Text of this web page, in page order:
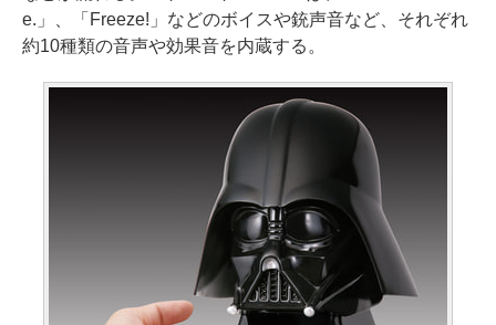
e.」、「Freeze!」などのボイスや銃声音など、それぞれ
約10種類の音声や効果音を内蔵する。